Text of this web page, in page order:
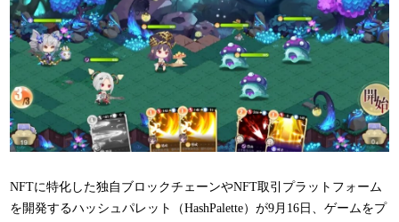
NFTに特化した独自ブロックチェーンやNFT取引プラットフォーム
を開発するハッシュパレット（HashPalette）が9月16日、ゲームをプ